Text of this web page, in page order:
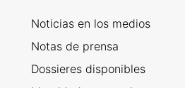
Noticias en los medios
Notas de prensa
Dossieres disponibles